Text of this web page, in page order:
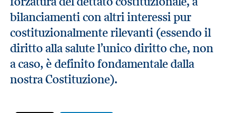
bilanciamenti con altri interessi pur
costituzionalmente rilevanti (essendo il
diritto alla salute l’unico diritto che, non
a caso, è definito fondamentale dalla
nostra Costituzione).